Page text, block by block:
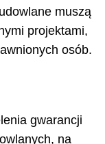
muszą
projektami,
osób.
gwarancji
na